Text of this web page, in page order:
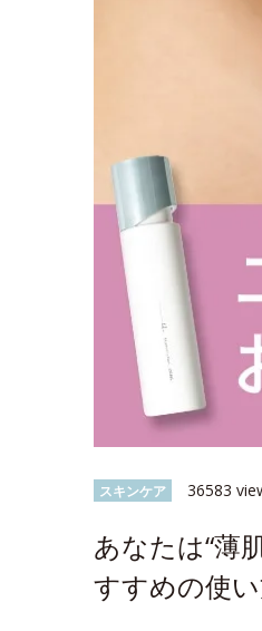
スキンケア 36583
あなたは“薄
すすめの使